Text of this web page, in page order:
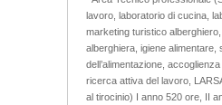
lavoro, laboratorio di cucina,
marketing turistico
alberghiera, igiene alimentare,
dell’alimentazione,
ricerca attiva del lavoro,
al tirocinio) I anno 520 ore, II